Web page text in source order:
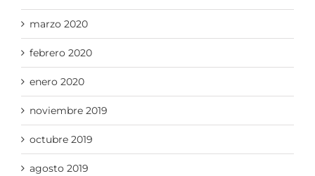
marzo 2020
febrero 2020
enero 2020
noviembre 2019
octubre 2019
agosto 2019